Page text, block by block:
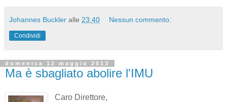
Johannes Buckler alle 23:40 Nessun commento:
Condividi
domenica 12 maggio 2013
Ma è sbagliato abolire l'IMU
Caro Direttore,